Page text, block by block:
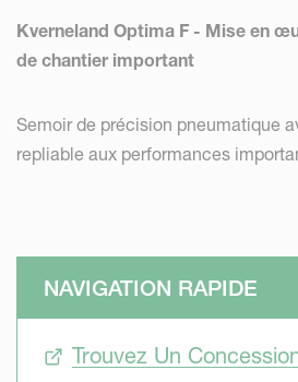
Kverneland Optima F - Mise en
de chantier important
Semoir de précision pneumatique
repliable aux performances
NAVIGATION RAPIDE
Trouvez Un